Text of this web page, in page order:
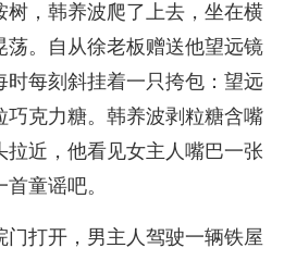
树，韩养波爬了上去，坐在横
荡。自从徐老板赠送他望远镜
时每刻斜挂着一只挎包：望远
巧克力糖。韩养波剥粒糖含嘴
拉近，他看见女主人嘴巴一张
童谣吧。
门打开，男主人驾驶一辆铁屋